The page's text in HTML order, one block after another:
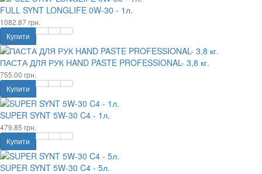
FULL SYNT LONGLIFE 0W-30 - 1л.
1082.87 грн.
Купити
ПАСТА ДЛЯ РУК HAND PASTE PROFESSIONAL- 3,8 кг.
755.00 грн.
Купити
SUPER SYNT 5W-30 C4 - 1л.
479.85 грн.
Купити
SUPER SYNT 5W-30 C4 - 5л.